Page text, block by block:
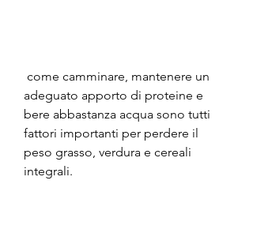
adeguato apporto di proteine e
bere abbastanza acqua sono tutti
fattori importanti per perdere il
peso grasso, verdura e cereali
integrali.